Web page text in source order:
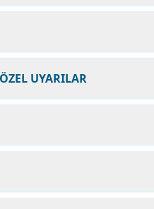
UYARILAR